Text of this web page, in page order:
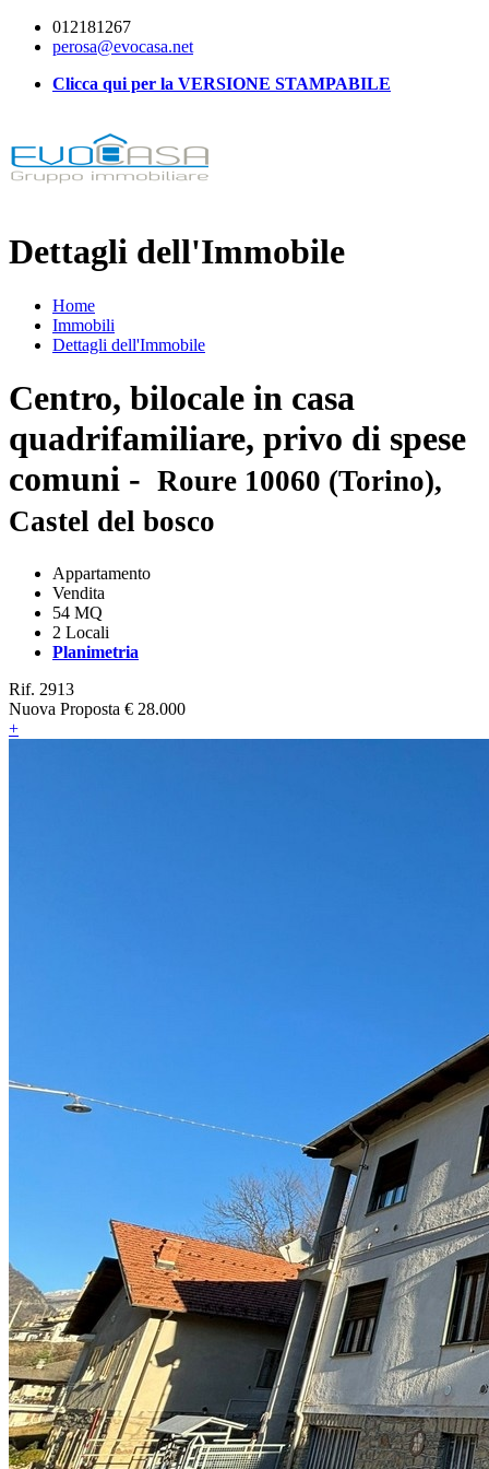
012181267
perosa@evocasa.net
Clicca qui per la VERSIONE STAMPABILE
Dettagli dell'Immobile
Home
Immobili
Dettagli dell'Immobile
Centro, bilocale in casa
quadrifamiliare, privo di spese
comuni - Roure 10060 (Torino),
Castel del bosco
Appartamento
Vendita
54 MQ
2 Locali
Planimetria
Rif. 2913
Nuova Proposta € 28.000
+